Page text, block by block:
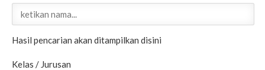
Hasil pencarian akan ditampilkan disini
Kelas / Jurusan